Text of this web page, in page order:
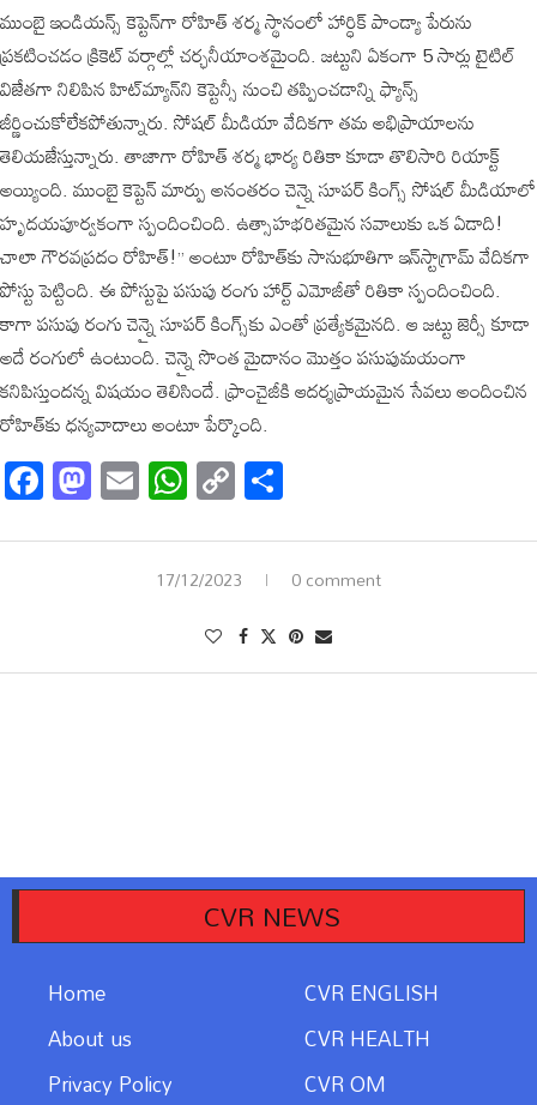
ముంబై ఇండియన్స్ కెప్టెన్‌గా రోహిత్ శర్మ స్థానంలో హార్ధిక్ పాండ్యా పేరును
ప్రకటించడం క్రికెట్ వర్గాల్లో చర్ఛనీయాంశమైంది. జట్టుని ఏకంగా 5 సార్లు టైటిల్
విజేతగా నిలిపిన హిట్‌మ్యాన్‌ని కెప్టెన్సీ నుంచి తప్పించడాన్ని ఫ్యాన్స్
జీర్ణించుకోలేకపోతున్నారు. సోషల్ మీడియా వేదికగా తమ అభిప్రాయాలను
తెలియజేస్తున్నారు. తాజాగా రోహిత్ శర్మ భార్య రితికా కూడా తొలిసారి రియాక్ట్
అయ్యింది. ముంబై కెప్టెన్‌ మార్పు అనంతరం చెన్నై సూపర్ కింగ్స్ సోషల్ మీడియాలో
హృదయపూర్వకంగా స్పందించింది. ఉత్సాహభరితమైన సవాలుకు ఒక ఏడాది!
చాలా గౌరవప్రదం రోహిత్!’’ అంటూ రోహిత్‌కు సానుభూతిగా ఇన్‌స్టాగ్రామ్ వేదికగా
పోస్టు పెట్టింది. ఈ పోస్టుపై పసుపు రంగు హార్ట్ ఎమోజీతో రితికా స్పందించింది.
కాగా పసుపు రంగు చెన్నై సూపర్ కింగ్స్‌కు ఎంతో ప్రత్యేకమైనది. ఆ జట్టు జెర్సీ కూడా
అదే రంగులో ఉంటుంది. చెన్నై సొంత మైదానం మొత్తం పసుపుమయంగా
కనిపిస్తుందన్న విషయం తెలిసిందే. ఫ్రాంచైజీకి ఆదర్శప్రాయమైన సేవలు అందించిన
రోహిత్‌కు ధన్యవాదాలు అంటూ పేర్కొంది.
Facebook
Mastodon
EmailWhatsApp
Copy
Link
17/12/2023 0 comment
CVR NEWS
Home
CVR ENGLISH
About us
CVR HEALTH
Privacy Policy
CVR OM